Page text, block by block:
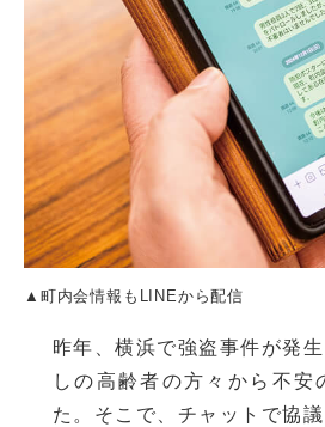
▲町内会情報もLINEから配信
昨年、横浜で強盗事件が発
しの高齢者の方々から不安
た。そこで、チャットで協